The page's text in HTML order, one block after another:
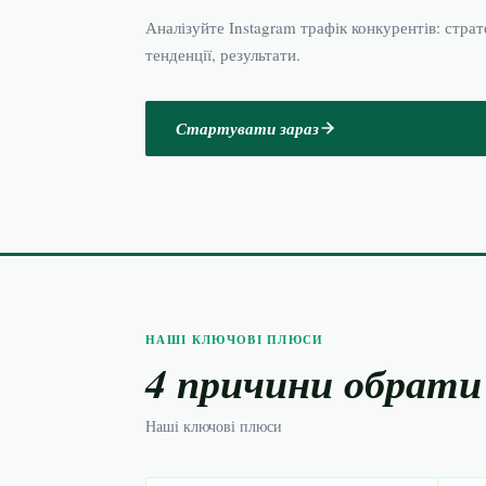
Аналізуйте Instagram трафік конкурентів:
тенденції, результати.
Стартувати зараз
НАШІ КЛЮЧОВІ ПЛЮСИ
4 причини обрати
Наші ключові плюси